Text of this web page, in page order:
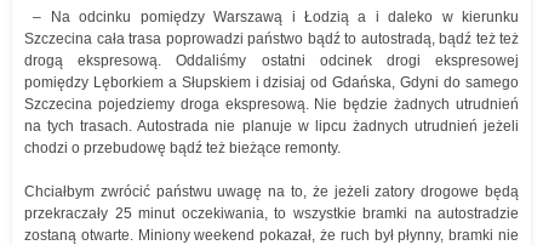
– Na odcinku pomiędzy Warszawą i Łodzią a i daleko w kierunku
Szczecina cała trasa poprowadzi państwo bądź to autostradą, bądź też też
drogą ekspresową. Oddaliśmy ostatni odcinek drogi ekspresowej
pomiędzy Lęborkiem a Słupskiem i dzisiaj od Gdańska, Gdyni do samego
Szczecina pojedziemy droga ekspresową. Nie będzie żadnych utrudnień
na tych trasach. Autostrada nie planuje w lipcu żadnych utrudnień jeżeli
chodzi o przebudowę bądź też bieżące remonty.
Chciałbym zwrócić państwu uwagę na to, że jeżeli zatory drogowe będą
przekraczały 25 minut oczekiwania, to wszystkie bramki na autostradzie
zostaną otwarte. Miniony weekend pokazał, że ruch był płynny, bramki nie